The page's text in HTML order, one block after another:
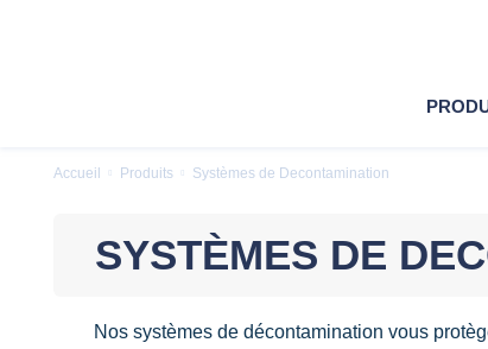
Accueil Produits Systèmes de Decontamination
SYSTÈMES DE
Nos systèmes de décontamination vous